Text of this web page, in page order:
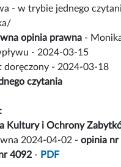
- w trybie jednego
opinia prawna -
- 2024-03-15
doręczony - 2024-03-18
czytania
Kultury i Ochrony
2024-04-02 -opinia nr
4092 - PDF